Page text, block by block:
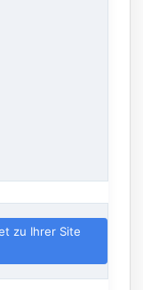
zu Ihrer Site